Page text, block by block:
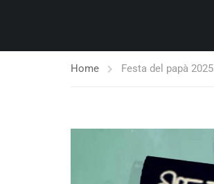
Home Festa del papà 2025